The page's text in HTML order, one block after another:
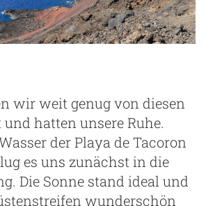
wir weit genug von diesen
hatten unsere Ruhe.
der Playa de Tacoron
es uns zunächst in die
Die Sonne stand ideal und
wunderschön